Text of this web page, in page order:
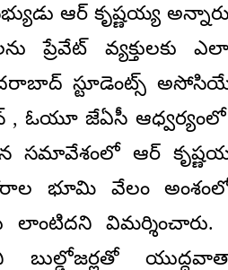
ఆర్ కృష్ణయ్య
ప్రేవేట్ వ్యక్తులకు
స్టూడెంట్స్
, ఓయూ జేఏసీ
సమావేశంలో ఆర్
భూమి వేలం అంశంలో
లాంటిదని